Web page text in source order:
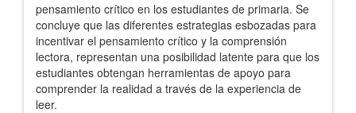
pensamiento crítico en los estudiantes de primaria. Se
concluye que las diferentes estrategias esbozadas para
incentivar el pensamiento crítico y la comprensión
lectora, representan una posibilidad latente para que los
estudiantes obtengan herramientas de apoyo para
comprender la realidad a través de la experiencia de
leer.